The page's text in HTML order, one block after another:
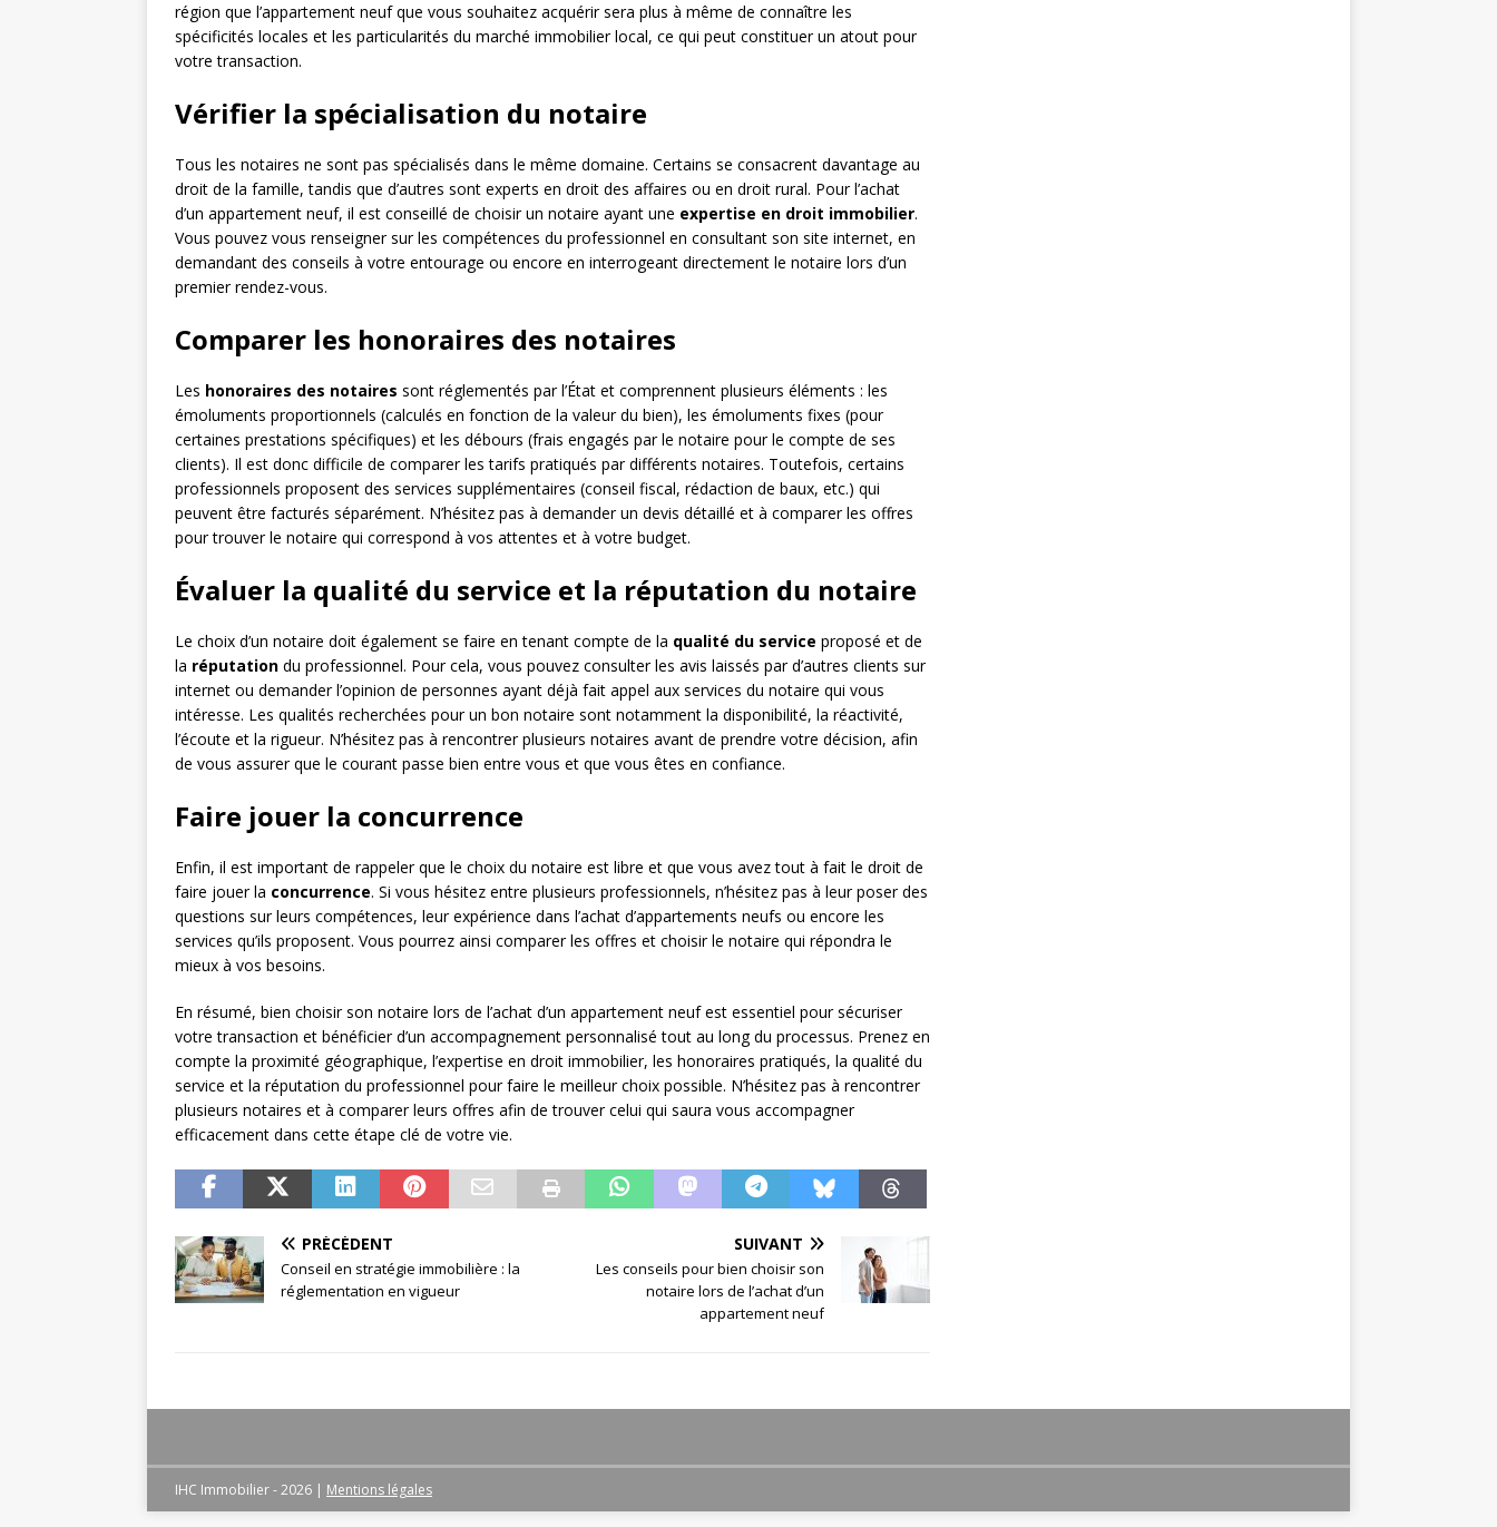
région que l’appartement neuf que vous souhaitez acquérir sera plus à même de connaître les
spécificités locales et les particularités du marché immobilier local, ce qui peut constituer un atout pour
votre transaction.
Vérifier la spécialisation du notaire
Tous les notaires ne sont pas spécialisés dans le même domaine. Certains se consacrent davantage au
droit de la famille, tandis que d’autres sont experts en droit des affaires ou en droit rural. Pour l’achat
d’un appartement neuf, il est conseillé de choisir un notaire ayant une expertise en droit immobilier.
Vous pouvez vous renseigner sur les compétences du professionnel en consultant son site internet, en
demandant des conseils à votre entourage ou encore en interrogeant directement le notaire lors d’un
premier rendez-vous.
Comparer les honoraires des notaires
Les honoraires des notaires sont réglementés par l’État et comprennent plusieurs éléments : les
émoluments proportionnels (calculés en fonction de la valeur du bien), les émoluments fixes (pour
certaines prestations spécifiques) et les débours (frais engagés par le notaire pour le compte de ses
clients). Il est donc difficile de comparer les tarifs pratiqués par différents notaires. Toutefois, certains
professionnels proposent des services supplémentaires (conseil fiscal, rédaction de baux, etc.) qui
peuvent être facturés séparément. N’hésitez pas à demander un devis détaillé et à comparer les offres
pour trouver le notaire qui correspond à vos attentes et à votre budget.
Évaluer la qualité du service et la réputation du notaire
Le choix d’un notaire doit également se faire en tenant compte de la qualité du service proposé et de
la réputation du professionnel. Pour cela, vous pouvez consulter les avis laissés par d’autres clients sur
internet ou demander l’opinion de personnes ayant déjà fait appel aux services du notaire qui vous
intéresse. Les qualités recherchées pour un bon notaire sont notamment la disponibilité, la réactivité,
l’écoute et la rigueur. N’hésitez pas à rencontrer plusieurs notaires avant de prendre votre décision, afin
de vous assurer que le courant passe bien entre vous et que vous êtes en confiance.
Faire jouer la concurrence
Enfin, il est important de rappeler que le choix du notaire est libre et que vous avez tout à fait le droit de
faire jouer la concurrence. Si vous hésitez entre plusieurs professionnels, n’hésitez pas à leur poser des
questions sur leurs compétences, leur expérience dans l’achat d’appartements neufs ou encore les
services qu’ils proposent. Vous pourrez ainsi comparer les offres et choisir le notaire qui répondra le
mieux à vos besoins.
En résumé, bien choisir son notaire lors de l’achat d’un appartement neuf est essentiel pour sécuriser
votre transaction et bénéficier d’un accompagnement personnalisé tout au long du processus. Prenez en
compte la proximité géographique, l’expertise en droit immobilier, les honoraires pratiqués, la qualité du
service et la réputation du professionnel pour faire le meilleur choix possible. N’hésitez pas à rencontrer
plusieurs notaires et à comparer leurs offres afin de trouver celui qui saura vous accompagner
efficacement dans cette étape clé de votre vie.
PRÉCÉDENT
Conseil en stratégie immobilière : la
réglementation en vigueur
SUIVANT
Les conseils pour bien choisir son
notaire lors de l’achat d’un
appartement neuf
IHC Immobilier - 2026 | Mentions légales